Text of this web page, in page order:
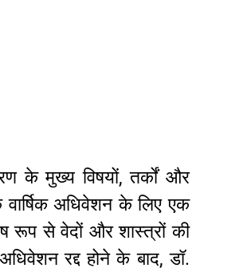
के मुख्य विषयों, तर्कों और
वार्षिक अधिवेशन के लिए एक
रूप से वेदों और शास्त्रों की
रद्द होने के बाद, डॉ.